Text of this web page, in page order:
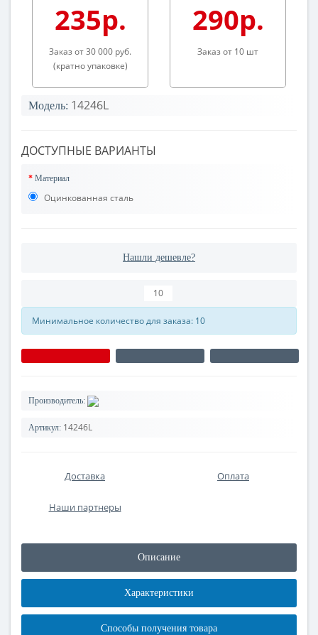
235р.
Заказ от 30 000 руб.
(кратно упаковке)
290р.
Заказ от 10 шт
Модель: 14246L
ДОСТУПНЫЕ ВАРИАНТЫ
Материал
Оцинкованная сталь
Нашли дешевле?
Минимальное количество для заказа: 10
Производитель:
Артикул: 14246L
Доставка Оплата
Наши партнеры
Описание
Характеристики
Способы получения товара